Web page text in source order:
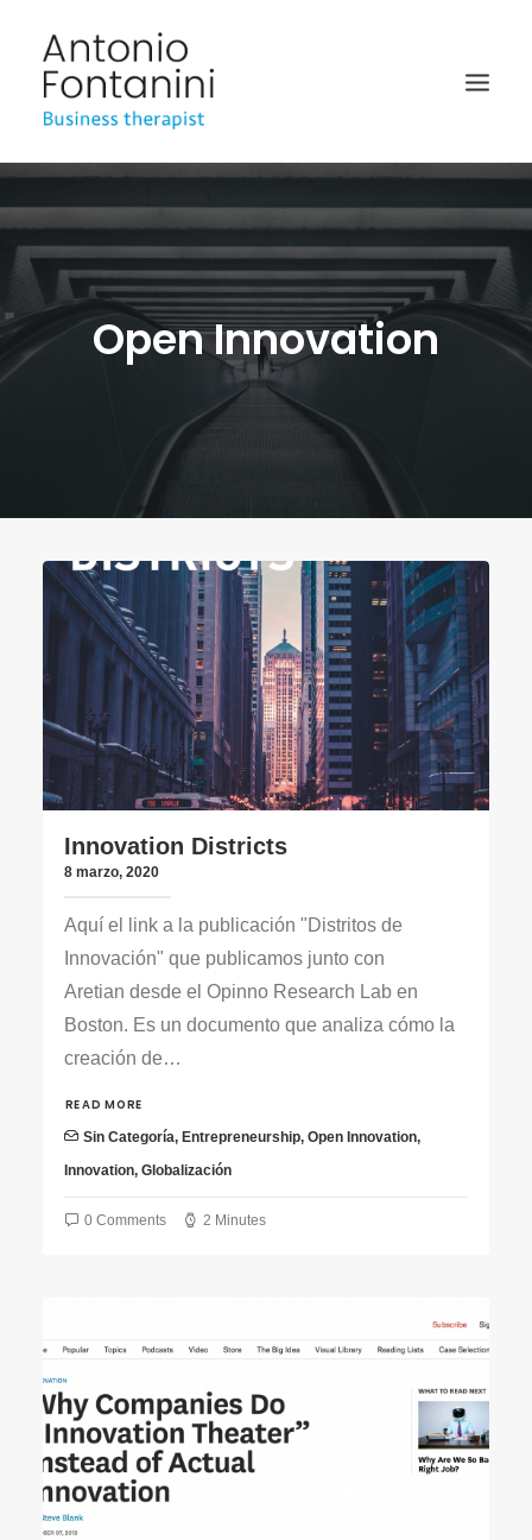
SPEAKER
ACADÉMICO
BIOGRAFÍAOpen Innovation
Innovation Districts
8 marzo, 2020
Aquí el link a la publicación "Distritos de
Innovación" que publicamos junto con
Aretian desde el Opinno Research Lab en
Boston. Es un documento que analiza cómo la
creación de…
READ MORE
Sin Categoría, Entrepreneurship, Open Innovation,
Innovation, Globalización
0 Comments 2 Minutes